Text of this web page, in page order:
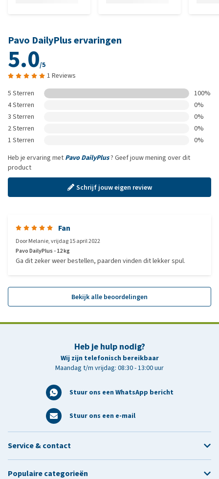
Pavo DailyPlus ervaringen
5.0/5
1 Reviews
5 Sterren
100%
4 Sterren
0%
3 Sterren
0%
2 Sterren
0%
1 Sterren
0%
Heb je ervaring met Pavo DailyPlus? Geef jouw mening over dit
product
Schrijf jouw eigen review
Fan
DoorMelanie,vrijdag 15 april 2022
Pavo DailyPlus - 12 kg
Ga dit zeker weer bestellen, paarden vinden dit lekker spul.
Bekijk alle beoordelingen
Heb je hulp nodig?
Wij zijn telefonisch bereikbaar
Maandag t/m vrijdag: 08:30 - 13:00 uur
Stuur ons een WhatsApp bericht
Stuur ons een e-mail
Service & contact
Populaire categorieën